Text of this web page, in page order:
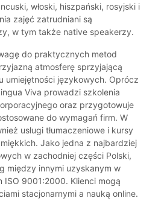
włoski, hiszpański, rosyjski i
zajęć zatrudniani są
w tym także native speakerzy.
do praktycznych metod
atmosferę sprzyjającą
umiejętności językowych. Oprócz
Viva prowadzi szkolenia
oraz przygotowuje
do wymagań firm. W
usługi tłumaczeniowe i kursy
Jako jedna z najbardziej
w zachodniej części Polski,
między innymi uzyskanym w
9001:2000. Klienci mogą
stacjonarnymi a nauką online.